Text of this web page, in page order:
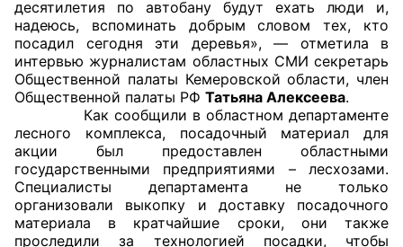
десятилетия по автобану будут ехать люди и,
надеюсь, вспоминать добрым словом тех, кто
посадил сегодня эти деревья», — отметила в
интервью журналистам областных СМИ секретарь
Общественной палаты Кемеровской области, член
Общественной палаты РФ Татьяна Алексеева.
Как сообщили в областном департаменте
лесного комплекса, посадочный материал для
акции был предоставлен областными
государственными предприятиями – лесхозами.
Специалисты департамента не только
организовали выкопку и доставку посадочного
материала в кратчайшие сроки, они также
проследили за технологией посадки, чтобы